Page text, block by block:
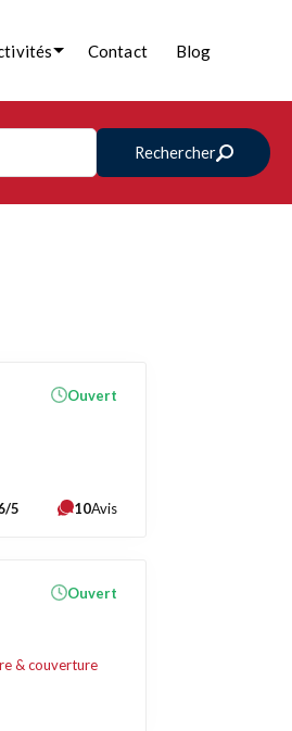
Contact Blog
Rechercher
Ouvert
5 10Avis
& couverture
Ouvert